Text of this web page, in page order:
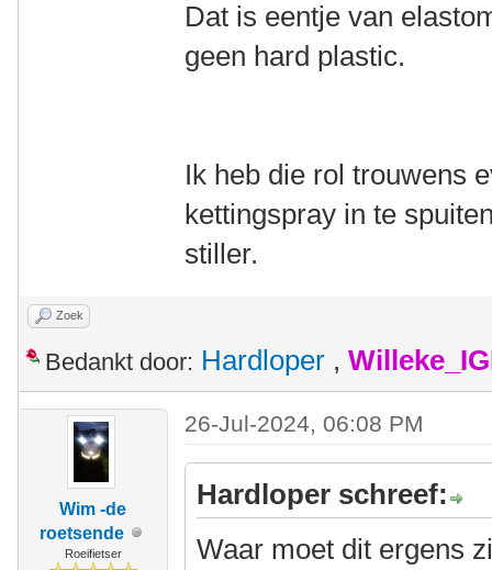
Dat is eentje van
geen hard plastic.
Ik heb die rol trouwens
kettingspray in te
stiller.
Zoek
Bedankt door: Hardloper ,
Wim -de
roetsende
Roeifietser
26-Jul-2024, 06:08 PM
Hardloper schreef:
Waar moet dit ergens